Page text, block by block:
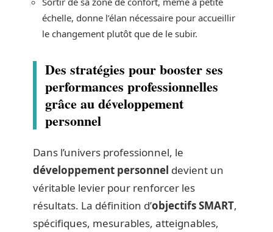
échelle, donne l’élan nécessaire pour accueillir
le changement plutôt que de le subir.
Des stratégies pour booster ses
performances professionnelles
grâce au développement
personnel
Dans l’univers professionnel, le
développement personnel devient un
véritable levier pour renforcer les
résultats. La définition d’objectifs SMART,
spécifiques, mesurables, atteignables,